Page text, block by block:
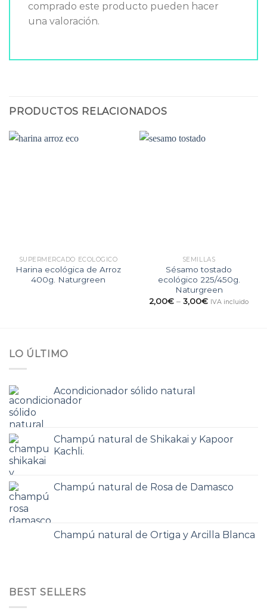
comprado este producto pueden hacer
una valoración.
PRODUCTOS RELACIONADOS
SUPERMERCADO ECOLÓGICO
Harina ecológica de Arroz
400g. Naturgreen
SEMILLAS
Sésamo tostado
ecológico 225/450g.
Naturgreen
2,00€ – 3,00€ IVA incluido
LO ÚLTIMO
Acondicionador sólido natural
Champú natural de Shikakai y Kapoor
Kachli.
Champú natural de Rosa de Damasco
Champú natural de Ortiga y Arcilla Blanca
BEST SELLERS